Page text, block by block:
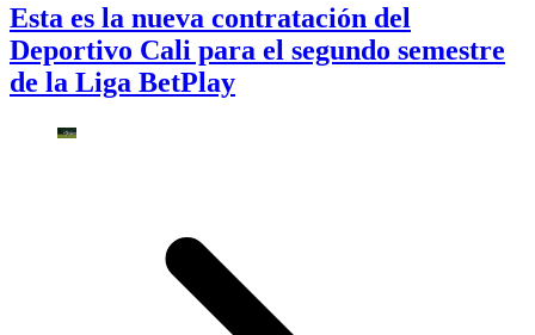
Esta es la nueva contratación del
Deportivo Cali para el segundo semestre
de la Liga BetPlay